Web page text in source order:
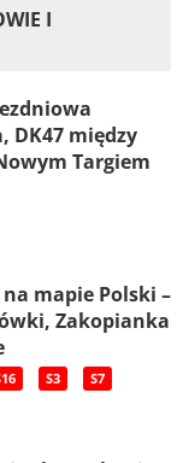
I
DK47 między
Targiem
mapie Polski –
Zakopianka
S3 S7